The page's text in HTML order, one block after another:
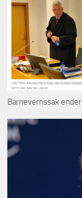
Barnevernssak